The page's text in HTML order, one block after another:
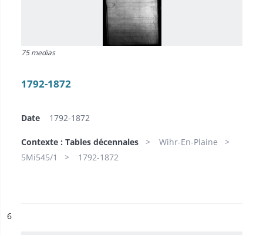
75 medias
1792-1872
Date 1792-1872
Contexte : Tables décennales
Wihr-En-Plaine
5Mi545/1
1792-1872
n°
6